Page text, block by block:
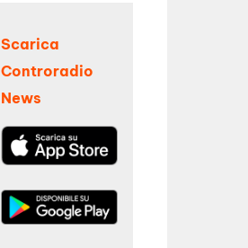
Scarica
Controradio
News